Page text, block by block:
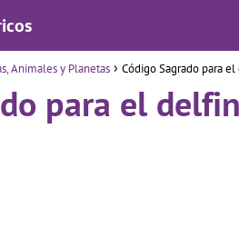
Animales y Planetas Código Sagrado para
para el